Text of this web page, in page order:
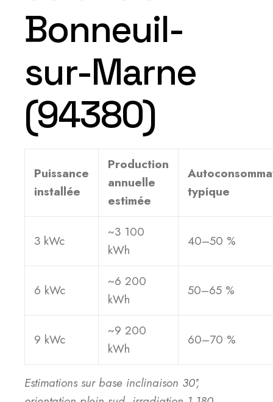
Bonneuil-
sur-Marne
(94380)
Puissance
installée
Production
annuelle
estimée
typique
3 kWc
~3 100
kWh
40–50 %
6 kWc
~6 200
kWh
50–65 %
9 kWc
~9 200
kWh
60–70 %
Estimations sur base inclinaison 30°,